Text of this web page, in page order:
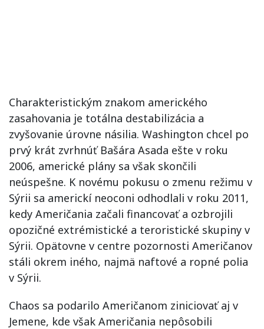
Charakteristickým znakom amerického
zasahovania je totálna destabilizácia a
zvyšovanie úrovne násilia. Washington chcel po
prvý krát zvrhnúť Bašára Asada ešte v roku
2006, americké plány sa však skončili
neúspešne. K novému pokusu o zmenu režimu v
Sýrii sa americkí neoconi odhodlali v roku 2011,
kedy Američania začali financovať a ozbrojili
opozičné extrémistické a teroristické skupiny v
Sýrii. Opätovne v centre pozornosti Američanov
stáli okrem iného, najmä naftové a ropné polia
v Sýrii.
Chaos sa podarilo Američanom ziniciovať aj v
Jemene, kde však Američania nepôsobili